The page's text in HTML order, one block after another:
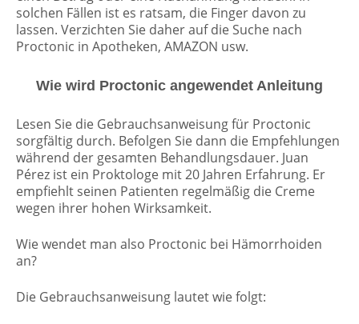
solchen Fällen ist es ratsam, die Finger davon zu
lassen. Verzichten Sie daher auf die Suche nach
Proctonic in Apotheken, AMAZON usw.
Wie wird Proctonic angewendet Anleitung
Lesen Sie die Gebrauchsanweisung für Proctonic
sorgfältig durch. Befolgen Sie dann die Empfehlungen
während der gesamten Behandlungsdauer. Juan
Pérez ist ein Proktologe mit 20 Jahren Erfahrung. Er
empfiehlt seinen Patienten regelmäßig die Creme
wegen ihrer hohen Wirksamkeit.
Wie wendet man also Proctonic bei Hämorrhoiden
an?
Die Gebrauchsanweisung lautet wie folgt: